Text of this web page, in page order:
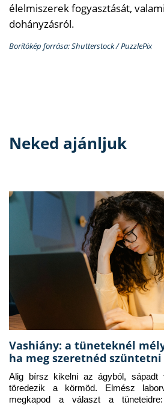
élelmiszerek fogyasztását,
dohányzásról.
Borítókép forrása: Shutterstock / PuzzlePix
Neked ajánljuk
Vashiány: a tüneteknél
ha meg szeretnéd szüntetni
Alig bírsz kikelni az ágyból, sápadt
töredezik a körmöd. Elmész
megkapod a választ a